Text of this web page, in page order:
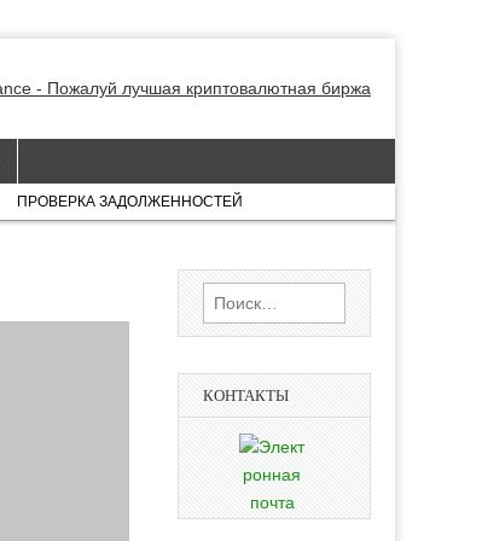
ПРОВЕРКА ЗАДОЛЖЕННОСТЕЙ
Найти:
КОНТАКТЫ